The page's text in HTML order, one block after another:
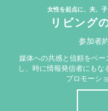
女性を起点に、夫、
リビング
参加者
媒体への共感と信頼をベ
し、時に情報発信者にもな
プロモーシ